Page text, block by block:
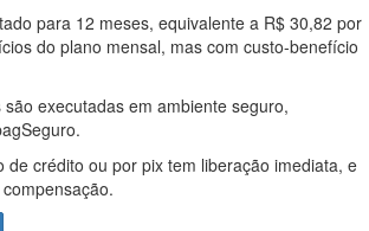
para 12 meses, equivalente a R$ 30,82 por
do plano mensal, mas com custo-benefício
executadas em ambiente seguro,
de crédito ou por pix tem liberação imediata, e